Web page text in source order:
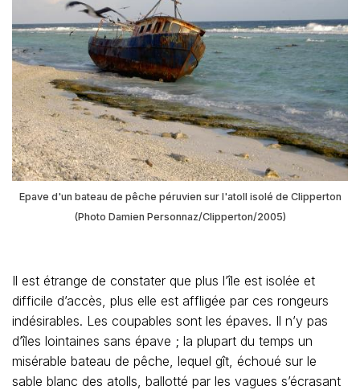
Epave d'un bateau de pêche péruvien sur l'atoll isolé de Clipperton
(Photo Damien Personnaz/Clipperton/2005)
Il est étrange de constater que plus l’île est isolée et
difficile d’accès, plus elle est affligée par ces rongeurs
indésirables. Les coupables sont les épaves. Il n’y pas
d’îles lointaines sans épave ; la plupart du temps un
misérable bateau de pêche, lequel gît, échoué sur le
sable blanc des atolls, ballotté par les vagues s’écrasant